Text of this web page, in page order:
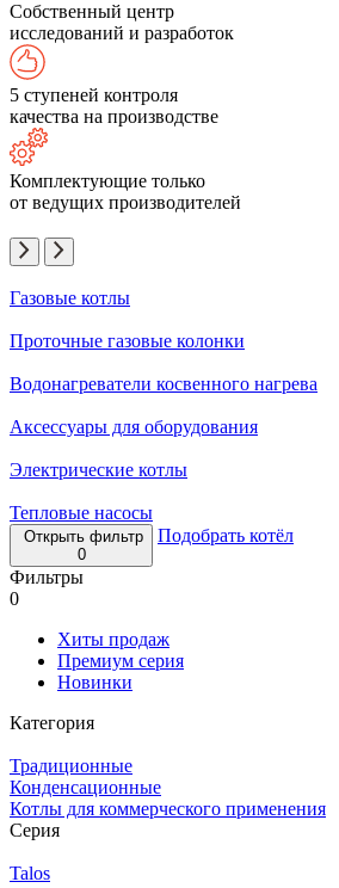
Собственный центр
исследований и разработок
5 ступеней контроля
качества на производстве
Комплектующие только
от ведущих производителей
Газовые котлы
Проточные газовые колонки
Водонагреватели косвенного нагрева
Аксессуары для оборудования
Электрические котлы
Тепловые насосы
Открыть фильтр
0
Подобрать котёл
Фильтры
0
Хиты продаж
Премиум серия
Новинки
Категория
Традиционные
Конденсационные
Котлы для коммерческого применения
Серия
Talos